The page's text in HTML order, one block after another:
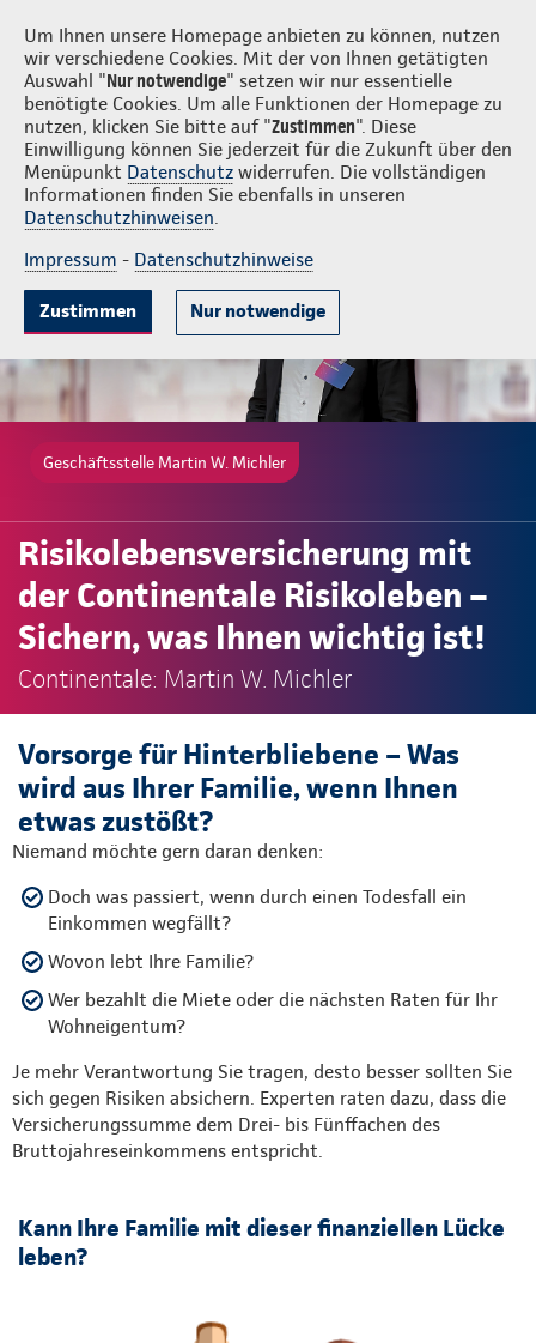
Um Ihnen unsere Homepage anbieten zu können, nutzen
wir verschiedene Cookies. Mit der von Ihnen getätigten
Auswahl "Nur notwendige" setzen wir nur essentielle
benötigte Cookies. Um alle Funktionen der Homepage zu
nutzen, klicken Sie bitte auf "Zustimmen". Diese
Einwilligung können Sie jederzeit für die Zukunft über den
Menüpunkt Datenschutz widerrufen. Die vollständigen
Informationen finden Sie ebenfalls in unseren
Datenschutzhinweisen.
Impressum - Datenschutzhinweise
Zustimmen Nur notwendige
Martin W. Michler Login
Gute Gründe Tarife & Leistungen Wissenswertes Beratung &
Geschäftsstelle Martin W. Michler
Risikolebensversicherung mit
der Continentale Risikoleben –
Sichern, was Ihnen wichtig ist!
Continentale: Martin W. Michler
Vorsorge für Hinterbliebene – Was
wird aus Ihrer Familie, wenn Ihnen
etwas zustößt?
Niemand möchte gern daran denken:
Doch was passiert, wenn durch einen Todesfall ein
Einkommen wegfällt?
Wovon lebt Ihre Familie?
Wer bezahlt die Miete oder die nächsten Raten für Ihr
Wohneigentum?
Je mehr Verantwortung Sie tragen, desto besser sollten Sie
sich gegen Risiken absichern. Experten raten dazu, dass die
Versicherungssumme dem Drei- bis Fünffachen des
Bruttojahreseinkommens entspricht.
Kann Ihre Familie mit dieser finanziellen Lücke
leben?